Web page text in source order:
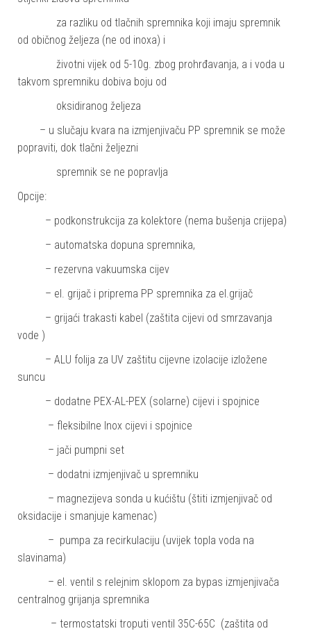
za razliku od tlačnih spremnika koji imaju spremnik
od običnog željeza (ne od inoxa) i
životni vijek od 5-10g. zbog prohrđavanja, a i voda u
takvom spremniku dobiva boju od
oksidiranog željeza
– u slučaju kvara na izmjenjivaču PP spremnik se može
popraviti, dok tlačni željezni
spremnik se ne popravlja
Opcije:
– podkonstrukcija za kolektore (nema bušenja crijepa)
– automatska dopuna spremnika,
– rezervna vakuumska cijev
– el. grijač i priprema PP spremnika za el.grijač
– grijaći trakasti kabel (zaštita cijevi od smrzavanja
vode )
– ALU folija za UV zaštitu cijevne izolacije izložene
suncu
– dodatne PEX-AL-PEX (solarne) cijevi i spojnice
– fleksibilne Inox cijevi i spojnice
– jači pumpni set
– dodatni izmjenjivač u spremniku
– magnezijeva sonda u kućištu (štiti izmjenjivač od
oksidacije i smanjuje kamenac)
– pumpa za recirkulaciju (uvijek topla voda na
slavinama)
– el. ventil s relejnim sklopom za bypas izmjenjivača
centralnog grijanja spremnika
– termostatski troputi ventil 35C-65C (zaštita od